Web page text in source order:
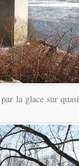
la glace sur